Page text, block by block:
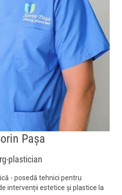
Pașa
plastician
- posedă tehnici pentru
intervenții estetice și plastice la